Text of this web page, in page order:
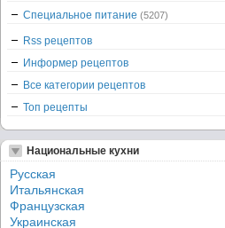
Специальное питание (5207)
Rss рецептов
Информер рецептов
Все категории рецептов
Топ рецепты
Национальные кухни
Русская
Итальянская
Французская
Украинская